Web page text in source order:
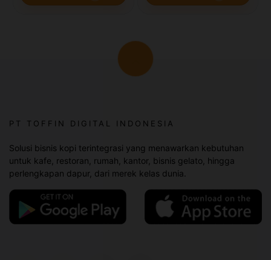
PT TOFFIN DIGITAL INDONESIA
Solusi bisnis kopi terintegrasi yang menawarkan kebutuhan
untuk kafe, restoran, rumah, kantor, bisnis gelato, hingga
perlengkapan dapur, dari merek kelas dunia.